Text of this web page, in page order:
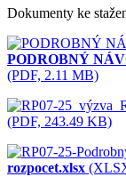
Dokumenty ke
PODROBNÝ
(PDF, 2.11 MB)
(PDF, 243.49 KB)
rozpocet.xlsx